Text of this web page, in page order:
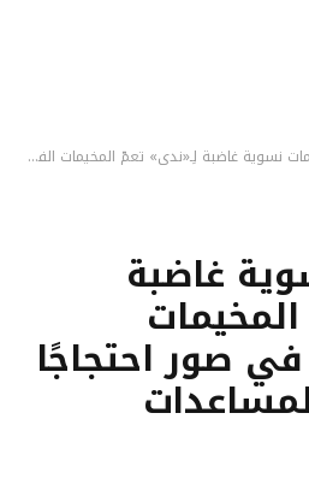
غاضبة لِـ«ندى» تعمّ المخيمات الفلسطينية في صور احتجاجًا على توقف المساعدات النقدية
غاضبة
صور احتجاجًا